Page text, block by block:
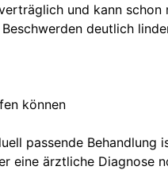
und kann schon
deutlich
können
passende Behandlung
eine ärztliche Diagnose